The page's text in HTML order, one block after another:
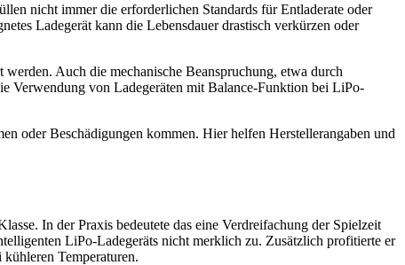
nicht immer die erforderlichen Standards für Entladerate oder
Ladegerät kann die Lebensdauer drastisch verkürzen oder
Auch die mechanische Beanspruchung, etwa durch
Verwendung von Ladegeräten mit Balance-Funktion bei LiPo-
oder Beschädigungen kommen. Hier helfen Herstellerangaben und
In der Praxis bedeutete das eine Verdreifachung der Spielzeit
LiPo-Ladegeräts nicht merklich zu. Zusätzlich profitierte er
Temperaturen.